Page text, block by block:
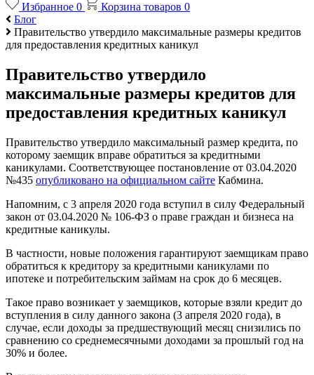
Избранное 0 Корзина товаров 0
Блог
Правительство утвердило максимальные размеры кредитов
для предоставления кредитных каникул
Правительство утвердило
максимальные размеры кредитов для
предоставления кредитных каникул
Правительство утвердило максимальный размер кредита, по
которому заемщик вправе обратиться за кредитными
каникулами. Соответствующее постановление от 03.04.2020
№435 опубликовано на официальном сайте Кабмина.
Напомним, с 3 апреля 2020 года вступил в силу Федеральный
закон от 03.04.2020 № 106-ФЗ о праве граждан и бизнеса на
кредитные каникулы.
В частности, новые положения гарантируют заемщикам право
обратиться к кредитору за кредитными каникулами по
ипотеке и потребительским займам на срок до 6 месяцев.
Такое право возникает у заемщиков, которые взяли кредит до
вступления в силу данного закона (3 апреля 2020 года), в
случае, если доходы за предшествующий месяц снизились по
сравнению со среднемесячными доходами за прошлый год на
30% и более.